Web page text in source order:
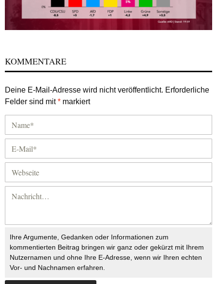
KOMMENTARE
Deine E-Mail-Adresse wird nicht veröffentlicht. Erforderliche
Felder sind mit* markiert
Ihre Argumente, Gedanken oder Informationen zum
kommentierten Beitrag bringen wir ganz oder gekürzt mit Ihrem
Nutzernamen und ohne Ihre E-Adresse, wenn wir Ihren echten
Vor- und Nachnamen erfahren.